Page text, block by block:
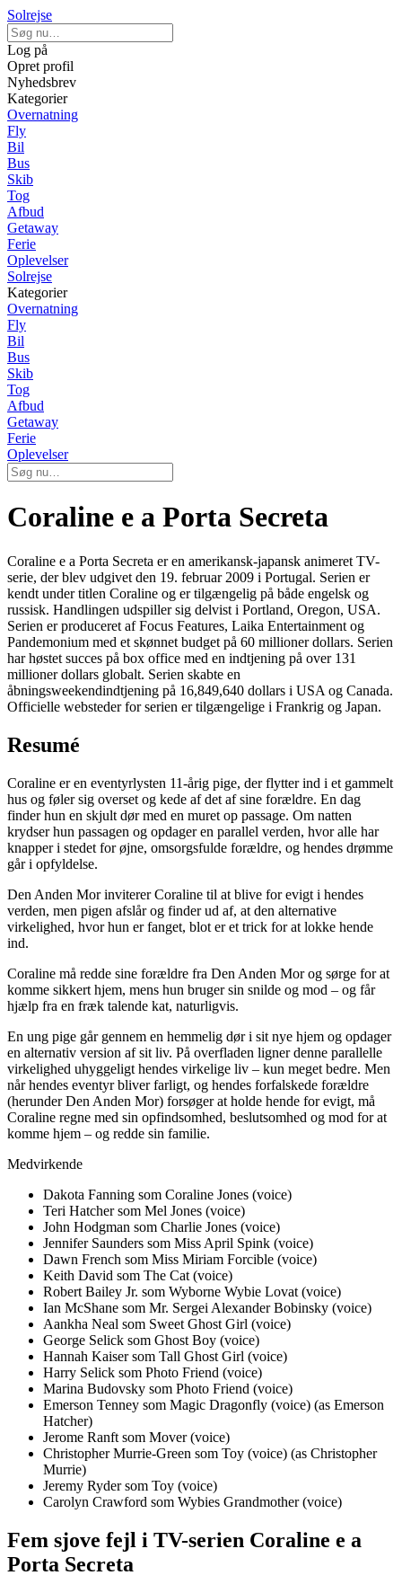
Solrejse
Log på
Opret profil
Nyhedsbrev
Kategorier
Overnatning
Fly
Bil
Bus
Skib
Tog
Afbud
Getaway
Ferie
Oplevelser
Solrejse
Kategorier
Overnatning
Fly
Bil
Bus
Skib
Tog
Afbud
Getaway
Ferie
Oplevelser
Coraline e a Porta Secreta
Coraline e a Porta Secreta er en amerikansk-japansk animeret TV-
serie, der blev udgivet den 19. februar 2009 i Portugal. Serien er
kendt under titlen Coraline og er tilgængelig på både engelsk og
russisk. Handlingen udspiller sig delvist i Portland, Oregon, USA.
Serien er produceret af Focus Features, Laika Entertainment og
Pandemonium med et skønnet budget på 60 millioner dollars. Serien
har høstet succes på box office med en indtjening på over 131
millioner dollars globalt. Serien skabte en
åbningsweekendindtjening på 16,849,640 dollars i USA og Canada.
Officielle websteder for serien er tilgængelige i Frankrig og Japan.
Resumé
Coraline er en eventyrlysten 11-årig pige, der flytter ind i et gammelt
hus og føler sig overset og kede af det af sine forældre. En dag
finder hun en skjult dør med en muret op passage. Om natten
krydser hun passagen og opdager en parallel verden, hvor alle har
knapper i stedet for øjne, omsorgsfulde forældre, og hendes drømme
går i opfyldelse.
Den Anden Mor inviterer Coraline til at blive for evigt i hendes
verden, men pigen afslår og finder ud af, at den alternative
virkelighed, hvor hun er fanget, blot er et trick for at lokke hende
ind.
Coraline må redde sine forældre fra Den Anden Mor og sørge for at
komme sikkert hjem, mens hun bruger sin snilde og mod – og får
hjælp fra en fræk talende kat, naturligvis.
En ung pige går gennem en hemmelig dør i sit nye hjem og opdager
en alternativ version af sit liv. På overfladen ligner denne parallelle
virkelighed uhyggeligt hendes virkelige liv – kun meget bedre. Men
når hendes eventyr bliver farligt, og hendes forfalskede forældre
(herunder Den Anden Mor) forsøger at holde hende for evigt, må
Coraline regne med sin opfindsomhed, beslutsomhed og mod for at
komme hjem – og redde sin familie.
Medvirkende
Dakota Fanning som Coraline Jones (voice)
Teri Hatcher som Mel Jones (voice)
John Hodgman som Charlie Jones (voice)
Jennifer Saunders som Miss April Spink (voice)
Dawn French som Miss Miriam Forcible (voice)
Keith David som The Cat (voice)
Robert Bailey Jr. som Wyborne Wybie Lovat (voice)
Ian McShane som Mr. Sergei Alexander Bobinsky (voice)
Aankha Neal som Sweet Ghost Girl (voice)
George Selick som Ghost Boy (voice)
Hannah Kaiser som Tall Ghost Girl (voice)
Harry Selick som Photo Friend (voice)
Marina Budovsky som Photo Friend (voice)
Emerson Tenney som Magic Dragonfly (voice) (as Emerson
Hatcher)
Jerome Ranft som Mover (voice)
Christopher Murrie-Green som Toy (voice) (as Christopher
Murrie)
Jeremy Ryder som Toy (voice)
Carolyn Crawford som Wybies Grandmother (voice)
Fem sjove fejl i TV-serien Coraline e a
Porta Secreta